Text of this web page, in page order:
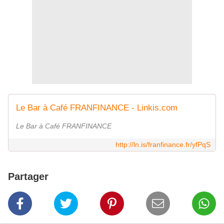
Le Bar à Café FRANFINANCE - Linkis.com
Le Bar à Café FRANFINANCE
http://ln.is/franfinance.fr/yfPqS
Partager